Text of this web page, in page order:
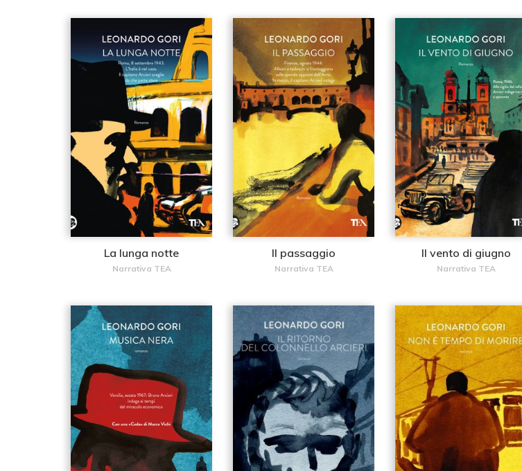
La lunga notte
Narrativa TEA
Il passaggio
Narrativa TEA
Il vento di giugno
Narrativa TEA